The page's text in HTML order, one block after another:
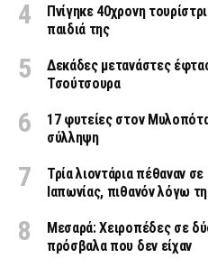
Πνίγηκε 40χρονη
παιδιά της
Δεκάδες μετανάστες
Τσούτσουρα
17 φυτείες στον
σύλληψη
Τρία λιοντάρια πέθαναν
Ιαπωνίας, πιθανόν λόγω
Μεσαρά: Χειροπέδες σε
πρόσβαλα που δεν είχαν